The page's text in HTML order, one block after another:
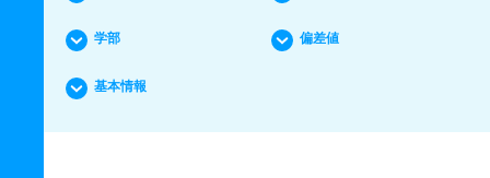
学部 偏差値
基本情報